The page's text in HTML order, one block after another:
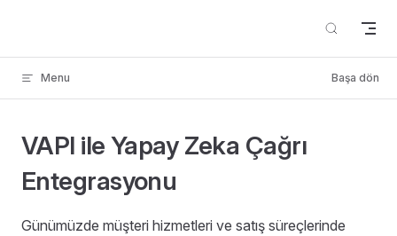
Menu Başa dön
VAPI ile Yapay Zeka Çağrı
Entegrasyonu
Günümüzde müşteri hizmetleri ve satış süreçlerinde